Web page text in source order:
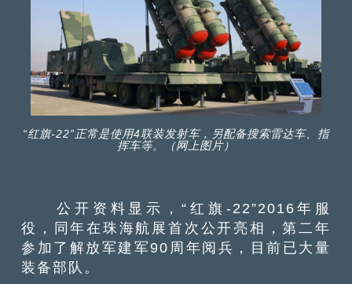
“红旗-22”正常是使用4联装发射车，另配备搜索雷达车、指
挥车等。（网上图片）
公开资料显示，“红旗-22”2016年服
役，同年在珠海航展首次公开亮相，第二年
参加了解放军建军90周年阅兵，目前已大量
装备部队。